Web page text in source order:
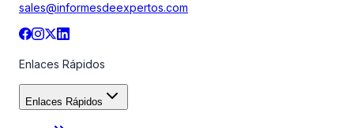
sales@informesdeexpertos.com
Enlaces Rápidos
Enlaces Rápidos